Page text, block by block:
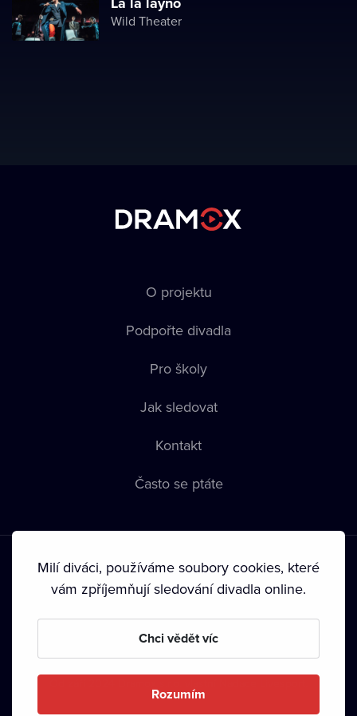
Wild Theater
O projektu
Podpořte divadla
Pro školy
Jak sledovat
Kontakt
Často se ptáte
Podmínky používání • Ochrana soukromí • Zásady používání
• Autorská práva•
Milí diváci, používáme soubory cookies, které
vám zpříjemňují sledování divadla online.
Chci vědět víc
Rozumím